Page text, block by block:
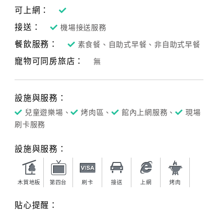
可上網：
接送：
機場接送服務
餐飲服務： 素食餐、自助式早餐、非自助式早餐
寵物可同房旅店： 無
設施與服務：
兒童遊樂場、 烤肉區、 館內上網服務、
現場
刷卡服務
設施與服務：
木質地板 第四台 刷卡 接送 上網 烤肉
貼心提醒：